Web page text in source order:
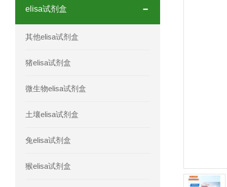
人蓝氏贾第虫(GL)elisa试剂盒厂家直销
elisa试剂盒
其他elisa试剂盒
猪elisa试剂盒
微生物elisa试剂盒
土壤elisa试剂盒
兔elisa试剂盒
猴elisa试剂盒